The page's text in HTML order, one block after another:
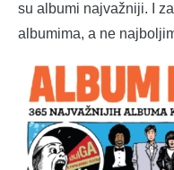
su albumi najvažniji. I
albumima, a ne